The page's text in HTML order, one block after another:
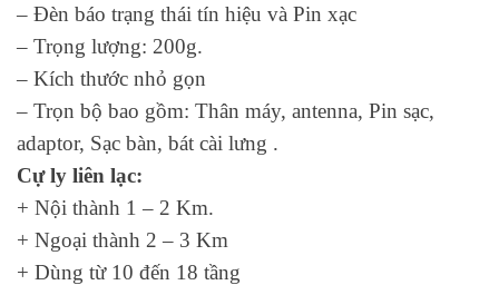
– Đèn báo trạng thái tín hiệu và Pin xạc
– Trọng lượng: 200g.
– Kích thước nhỏ gọn
– Trọn bộ bao gồm: Thân máy, antenna, Pin sạc,
adaptor, Sạc bàn, bát cài lưng .
Cự ly liên lạc:
+ Nội thành 1 – 2 Km.
+ Ngoại thành 2 – 3 Km
+ Dùng từ 10 đến 18 tầng